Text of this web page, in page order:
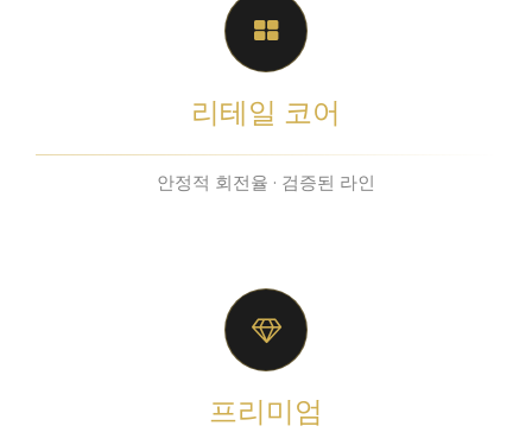
리테일 코어
안정적 회전율 · 검증된 라인
프리미엄